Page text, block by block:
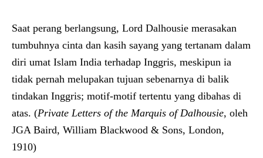
Saat perang berlangsung, Lord Dalhousie merasakan
tumbuhnya cinta dan kasih sayang yang tertanam dalam
diri umat Islam India terhadap Inggris, meskipun ia
tidak pernah melupakan tujuan sebenarnya di balik
tindakan Inggris; motif-motif tertentu yang dibahas di
atas. (Private Letters of the Marquis of Dalhousie, oleh
JGA Baird, William Blackwood & Sons, London,
1910)